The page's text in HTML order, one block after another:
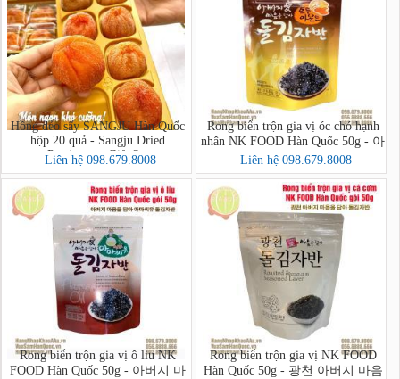
Hồng dẻo sấy SANGJU Hàn Quốc
hộp 20 quả - Sangju Dried
Persimmon Gift Set
Liên hệ 098.679.8008
Rong biển trộn gia vị óc chó hạnh
nhân NK FOOD Hàn Quốc 50g - 아
버지 마음을 담아 호두아몬드 돌
김자반 볶음
Liên hệ 098.679.8008
Rong biển trộn gia vị ô liu NK
FOOD Hàn Quốc 50g - 아버지 마
Rong biển trộn gia vị NK FOOD
Hàn Quốc 50g - 광천 아버지 마음